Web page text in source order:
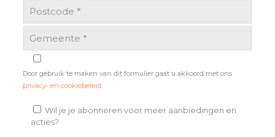
Door gebruik te maken van dit formulier gaat u akkoord met ons
privacy- en cookiebeleid
Wil je je abonneren voor meer aanbiedingen en
acties?